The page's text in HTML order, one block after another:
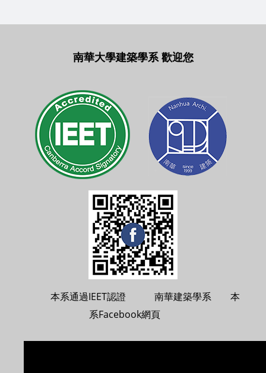
南華大學建築學系 歡迎您
本系通過IEET認證 南華建築學系 本
系Facebook網頁